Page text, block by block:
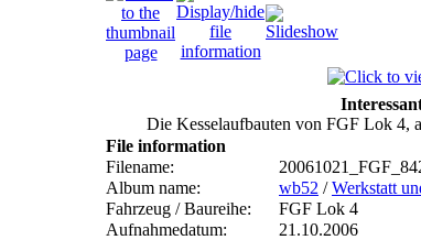
Die Kesselaufbauten von FGF Lok 4,
File information
Filename:
Album name:
wb52 /Werkstatt
Fahrzeug / Baureihe:
FGF Lok 4
Aufnahmedatum:
21.10.2006